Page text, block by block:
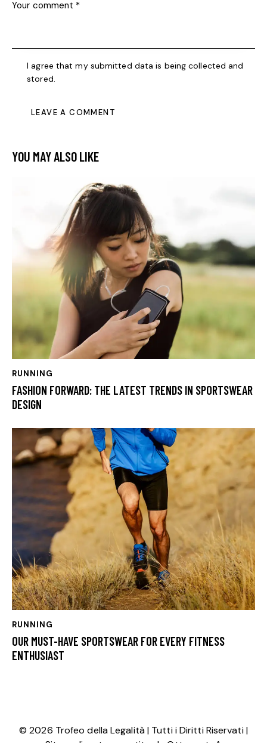
I agree that my submitted data is being collected and
stored.
YOU MAY ALSO LIKE
RUNNING
FASHION FORWARD: THE LATEST TRENDS IN SPORTSWEAR
DESIGN
RUNNING
OUR MUST-HAVE SPORTSWEAR FOR EVERY FITNESS
ENTHUSIAST
© 2026 Trofeo della Legalità | Tutti i Diritti Riservati |